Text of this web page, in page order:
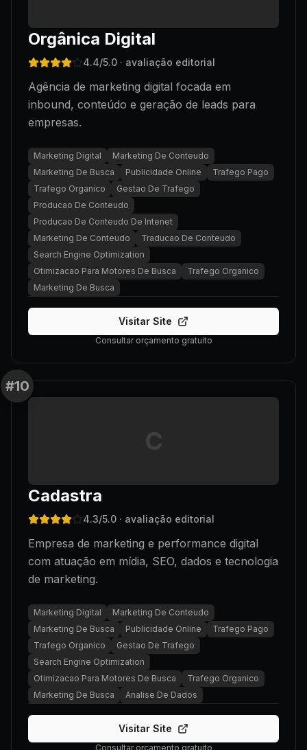
Orgânica Digital
4.4/5.0 · avaliação editorial
Agência de marketing digital focada em
inbound, conteúdo e geração de leads para
empresas.
Marketing Digital
Marketing De Conteudo
Marketing De Busca
Publicidade Online
Trafego Pago
Trafego Organico
Gestao De Trafego
Producao De Conteudo
Producao De Conteudo De Intenet
Marketing De Conteudo
Traducao De Conteudo
Search Engine Optimization
Otimizacao Para Motores De Busca
Trafego Organico
Marketing De Busca
Visitar Site
Consultar orçamento gratuito
#10
C
Cadastra
4.3/5.0 · avaliação editorial
Empresa de marketing e performance digital
com atuação em mídia, SEO, dados e tecnologia
de marketing.
Marketing Digital
Marketing De Conteudo
Marketing De Busca
Publicidade Online
Trafego Pago
Trafego Organico
Gestao De Trafego
Search Engine Optimization
Otimizacao Para Motores De Busca
Trafego Organico
Marketing De Busca
Analise De Dados
Visitar Site
Consultar orçamento gratuito